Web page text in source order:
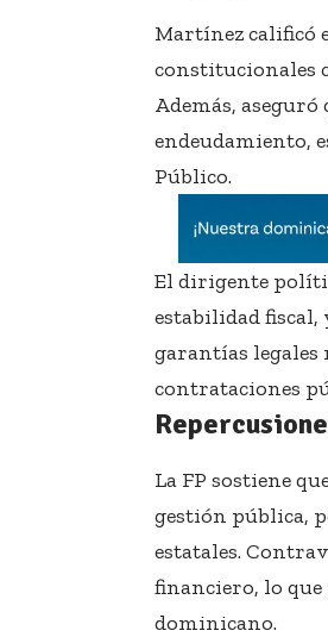
Martínez calificó
constitucionales
Además,
endeudamiento,
Público.
El dirigente
estabilidad fiscal,
garantías legales
contrataciones
La FP sostiene
gestión pública,
estatales.
financiero, lo
dominicano.